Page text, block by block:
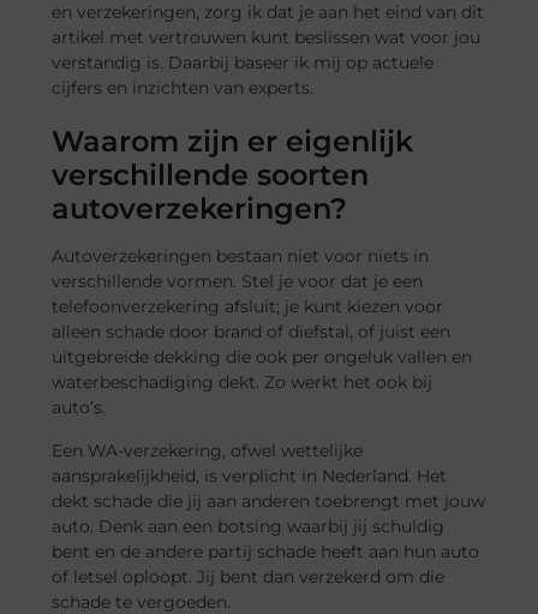
en verzekeringen, zorg ik dat je aan het eind van dit
artikel met vertrouwen kunt beslissen wat voor jou
verstandig is. Daarbij baseer ik mij op actuele
cijfers en inzichten van experts.
Waarom zijn er eigenlijk
verschillende soorten
autoverzekeringen?
Autoverzekeringen bestaan niet voor niets in
verschillende vormen. Stel je voor dat je een
telefoonverzekering afsluit; je kunt kiezen voor
alleen schade door brand of diefstal, of juist een
uitgebreide dekking die ook per ongeluk vallen en
waterbeschadiging dekt. Zo werkt het ook bij
auto’s.
Een WA-verzekering, ofwel wettelijke
aansprakelijkheid, is verplicht in Nederland. Het
dekt schade die jij aan anderen toebrengt met jouw
auto. Denk aan een botsing waarbij jij schuldig
bent en de andere partij schade heeft aan hun auto
of letsel oploopt. Jij bent dan verzekerd om die
schade te vergoeden.